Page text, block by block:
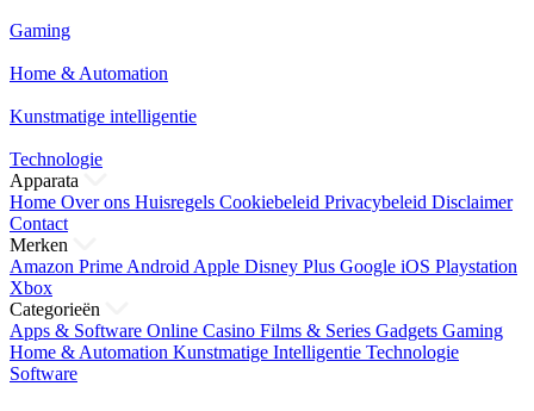
Gaming
Home & Automation
Kunstmatige intelligentie
Technologie
Apparata
Home Over ons Huisregels Cookiebeleid Privacybeleid Disclaimer
Contact
Merken
Amazon Prime Android Apple Disney Plus Google iOS Playstation
Xbox
Categorieën
Apps & Software Online Casino Films & Series Gadgets Gaming
Home & Automation Kunstmatige Intelligentie Technologie
Software